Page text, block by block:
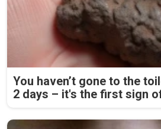
You haven’t gone to the
2 days – it's the first sign